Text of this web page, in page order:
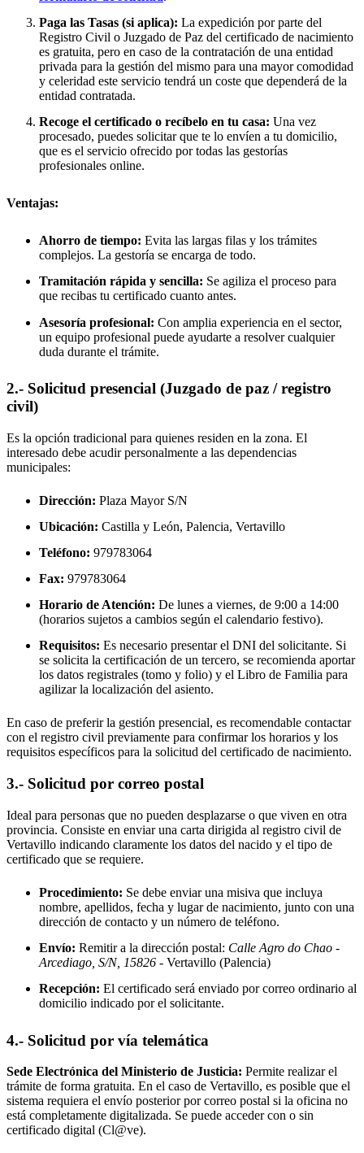
Paga las Tasas (si aplica): La expedición por parte del
Registro Civil o Juzgado de Paz del certificado de nacimiento
es gratuita, pero en caso de la contratación de una entidad
privada para la gestión del mismo para una mayor comodidad
y celeridad este servicio tendrá un coste que dependerá de la
entidad contratada.
Recoge el certificado o recíbelo en tu casa: Una vez
procesado, puedes solicitar que te lo envíen a tu domicilio,
que es el servicio ofrecido por todas las gestorías
profesionales online.
Ventajas:
Ahorro de tiempo: Evita las largas filas y los trámites
complejos. La gestoría se encarga de todo.
Tramitación rápida y sencilla: Se agiliza el proceso para
que recibas tu certificado cuanto antes.
Asesoría profesional: Con amplia experiencia en el sector,
un equipo profesional puede ayudarte a resolver cualquier
duda durante el trámite.
2.- Solicitud presencial (Juzgado de paz / registro
civil)
Es la opción tradicional para quienes residen en la zona. El
interesado debe acudir personalmente a las dependencias
municipales:
Dirección: Plaza Mayor S/N
Ubicación: Castilla y León, Palencia, Vertavillo
Teléfono: 979783064
Fax: 979783064
Horario de Atención: De lunes a viernes, de 9:00 a 14:00
(horarios sujetos a cambios según el calendario festivo).
Requisitos: Es necesario presentar el DNI del solicitante. Si
se solicita la certificación de un tercero, se recomienda aportar
los datos registrales (tomo y folio) y el Libro de Familia para
agilizar la localización del asiento.
En caso de preferir la gestión presencial, es recomendable contactar
con el registro civil previamente para confirmar los horarios y los
requisitos específicos para la solicitud del certificado de nacimiento.
3.- Solicitud por correo postal
Ideal para personas que no pueden desplazarse o que viven en otra
provincia. Consiste en enviar una carta dirigida al registro civil de
Vertavillo indicando claramente los datos del nacido y el tipo de
certificado que se requiere.
Procedimiento: Se debe enviar una misiva que incluya
nombre, apellidos, fecha y lugar de nacimiento, junto con una
dirección de contacto y un número de teléfono.
Envío: Remitir a la dirección postal: Calle Agro do Chao -
Arcediago, S/N, 15826 - Vertavillo (Palencia)
Recepción: El certificado será enviado por correo ordinario al
domicilio indicado por el solicitante.
4.- Solicitud por vía telemática
Sede Electrónica del Ministerio de Justicia: Permite realizar el
trámite de forma gratuita. En el caso de Vertavillo, es posible que el
sistema requiera el envío posterior por correo postal si la oficina no
está completamente digitalizada. Se puede acceder con o sin
certificado digital (Cl@ve).